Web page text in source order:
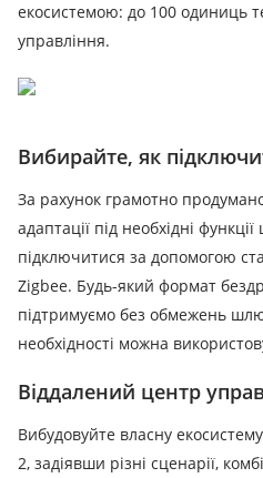
екосистемою: до 100 одиниць
управління.
Вибирайте, як
За рахунок грамотно
адаптації під необхідні
підключитися за допомогою
Zigbee. Будь-який формат
підтримуємо без обмежень
необхідності можна
Віддалений центр
Вибудовуйте власну
2, задіявши різні сценарії,